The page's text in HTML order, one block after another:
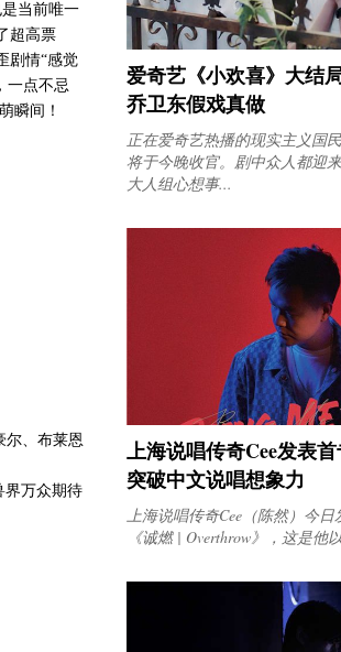
当前唯一
超高票
剧情“感觉
一点不忌
瞬间！
尔、布莱恩
界万众期待
爱奇艺《小欢喜》大结
乔卫东假戏真做
正在爱奇艺热播的现实主义国
将于今晚收官。剧中众人都迎
大人组心想事...
上海说唱传奇Cee发表
突破中文说唱想象力
上海说唱传奇Cee（陈然）今
《诚燃 | Overthrow》，这是他